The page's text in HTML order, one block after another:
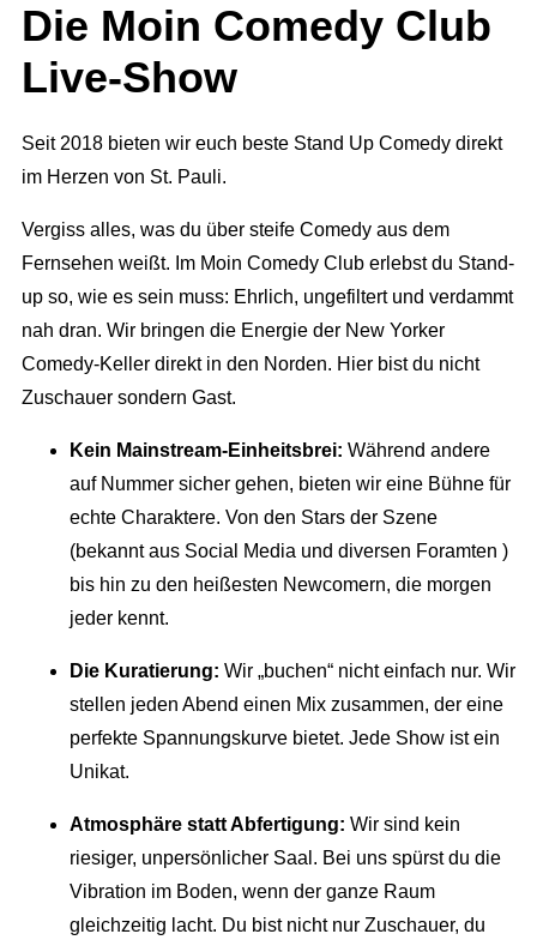
Die Moin Comedy Club
Live-Show
Seit 2018 bieten wir euch beste Stand Up Comedy direkt
im Herzen von St. Pauli.
Vergiss alles, was du über steife Comedy aus dem
Fernsehen weißt. Im Moin Comedy Club erlebst du Stand-
up so, wie es sein muss: Ehrlich, ungefiltert und verdammt
nah dran. Wir bringen die Energie der New Yorker
Comedy-Keller direkt in den Norden. Hier bist du nicht
Zuschauer sondern Gast.
Kein Mainstream-Einheitsbrei: Während andere
auf Nummer sicher gehen, bieten wir eine Bühne für
echte Charaktere. Von den Stars der Szene
(bekannt aus Social Media und diversen Foramten )
bis hin zu den heißesten Newcomern, die morgen
jeder kennt.
Die Kuratierung: Wir „buchen“ nicht einfach nur. Wir
stellen jeden Abend einen Mix zusammen, der eine
perfekte Spannungskurve bietet. Jede Show ist ein
Unikat.
Atmosphäre statt Abfertigung: Wir sind kein
riesiger, unpersönlicher Saal. Bei uns spürst du die
Vibration im Boden, wenn der ganze Raum
gleichzeitig lacht. Du bist nicht nur Zuschauer, du